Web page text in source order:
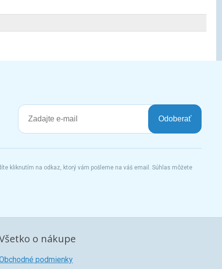
Odoberať
kliknutím na odkaz, ktorý vám pošleme na váš email. Súhlas môžete
o nákupe
podmienky